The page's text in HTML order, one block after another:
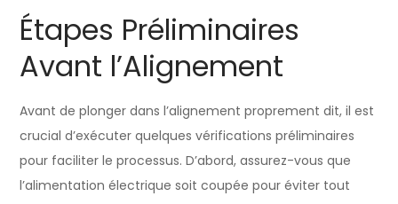
Étapes Préliminaires
Avant l’Alignement
Avant de plonger dans l’alignement proprement dit, il est
crucial d’exécuter quelques vérifications préliminaires
pour faciliter le processus. D’abord, assurez-vous que
l’alimentation électrique soit coupée pour éviter tout